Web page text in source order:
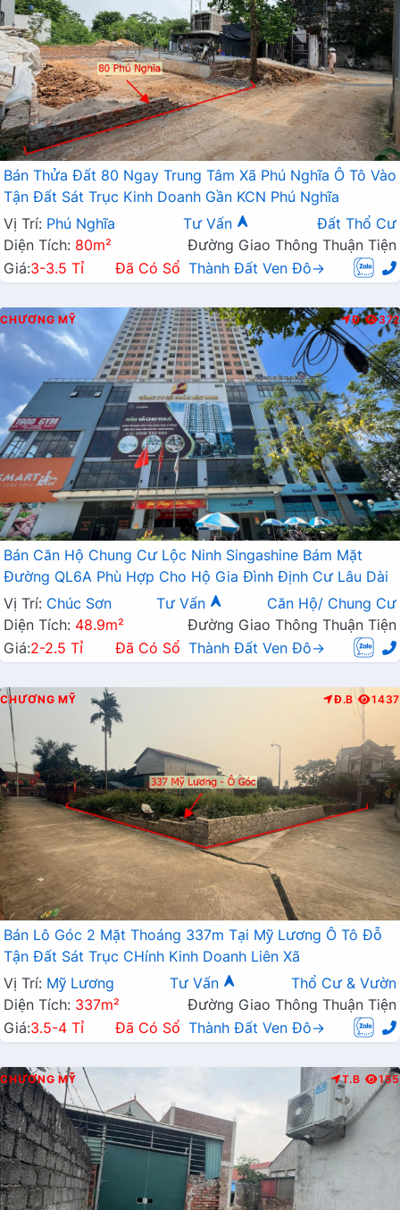
Bán Thửa Đất 80 Ngay Trung Tâm Xã Phú Nghĩa Ô Tô Vào
Tận Đất Sát Trục Kinh Doanh Gần KCN Phú Nghĩa
Vị Trí: Phú Nghĩa Tư Vấn
Đất Thổ Cư
Diện Tích: 80m²
Đường Giao Thông Thuận Tiện
Giá:3-3.5 Tỉ Đã Có Sổ Thành Đất Ven Đô→
CHƯƠNG MỸ Đ 372
Bán Căn Hộ Chung Cư Lộc Ninh Singashine Bám Mặt
Đường QL6A Phù Hợp Cho Hộ Gia Đình Định Cư Lâu Dài
Vị Trí: Chúc Sơn Tư Vấn
Căn Hộ/ Chung Cư
Diện Tích: 48.9m²
Đường Giao Thông Thuận Tiện
Giá:2-2.5 Tỉ Đã Có Sổ Thành Đất Ven Đô→
CHƯƠNG MỸ Đ.B 1437
Bán Lô Góc 2 Mặt Thoáng 337m Tại Mỹ Lương Ô Tô Đỗ
Tận Đất Sát Trục CHính Kinh Doanh Liên Xã
Vị Trí: Mỹ Lương Tư Vấn
Thổ Cư & Vườn
Diện Tích: 337m²
Đường Giao Thông Thuận Tiện
Giá:3.5-4 Tỉ Đã Có Sổ Thành Đất Ven Đô→
CHƯƠNG MỸ T.B 155